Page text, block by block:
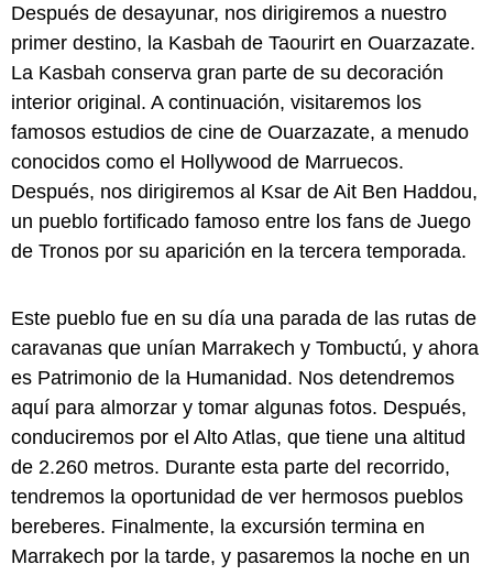
Después de desayunar, nos dirigiremos a nuestro
primer destino, la Kasbah de Taourirt en Ouarzazate.
La Kasbah conserva gran parte de su decoración
interior original. A continuación, visitaremos los
famosos estudios de cine de Ouarzazate, a menudo
conocidos como el Hollywood de Marruecos.
Después, nos dirigiremos al Ksar de Ait Ben Haddou,
un pueblo fortificado famoso entre los fans de Juego
de Tronos por su aparición en la tercera temporada.
Este pueblo fue en su día una parada de las rutas de
caravanas que unían Marrakech y Tombuctú, y ahora
es Patrimonio de la Humanidad. Nos detendremos
aquí para almorzar y tomar algunas fotos. Después,
conduciremos por el Alto Atlas, que tiene una altitud
de 2.260 metros. Durante esta parte del recorrido,
tendremos la oportunidad de ver hermosos pueblos
bereberes. Finalmente, la excursión termina en
Marrakech por la tarde, y pasaremos la noche en un